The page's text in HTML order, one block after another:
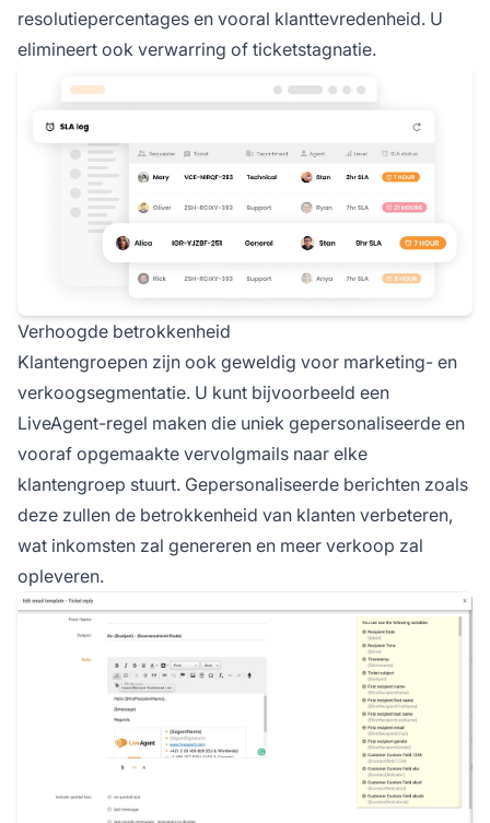
resolutiepercentages en vooral klanttevredenheid. U
elimineert ook verwarring of ticketstagnatie.
Verhoogde betrokkenheid
Klantengroepen zijn ook geweldig voor marketing- en
verkoogsegmentatie. U kunt bijvoorbeeld een
LiveAgent-regel maken die uniek gepersonaliseerde en
vooraf opgemaakte vervolgmails naar elke
klantengroep stuurt. Gepersonaliseerde berichten zoals
deze zullen de betrokkenheid van klanten verbeteren,
wat inkomsten zal genereren en meer verkoop zal
opleveren.